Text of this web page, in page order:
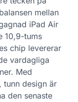
mellan
iPad Air
10,9-tums
chip levererar
vardagliga
Med
tunn design är
den senaste